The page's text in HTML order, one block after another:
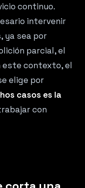
continuo.
intervenir
ya sea por
parcial, el
este contexto, el
elige por
casos es la
con